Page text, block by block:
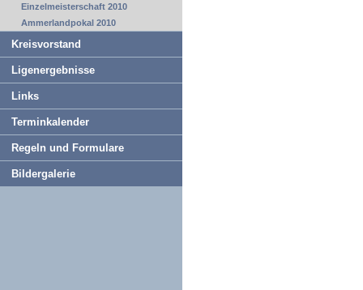
Einzelmeisterschaft 2010
Ammerlandpokal 2010
Kreisvorstand
Ligenergebnisse
Links
Terminkalender
Regeln und Formulare
Bildergalerie